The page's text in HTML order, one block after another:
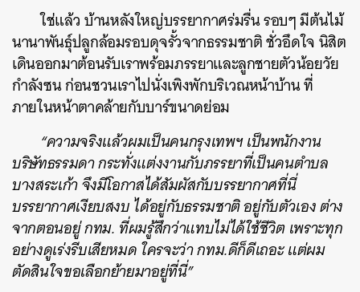
ใช่แล้ว บ้านหลังใหญ่บรรยากาศร่มรื่น รอบๆ มีต้นไม้
นานาพันธุ์ปลูกล้อมรอบดุจรั้วจากธรรมชาติ ชั่วอึดใจ นิสิต
เดินออกมาต้อนรับเราพร้อมภรรยาและลูกชายตัวน้อยวัย
กำลังซน ก่อนชวนเราไปนั่งเพิงพักบริเวณหน้าบ้าน ที่
ภายในหน้าตาคล้ายกับบาร์ขนาดย่อม
“ความจริงแล้วผมเป็นคนกรุงเทพฯ เป็นพนักงาน
บริษัทธรรมดา กระทั่งแต่งงานกับภรรยาที่เป็นคนตำบล
บางสระเก้า จึงมีโอกาสได้สัมผัสกับบรรยากาศที่นี่
บรรยากาศเงียบสงบ ได้อยู่กับธรรมชาติ อยู่กับตัวเอง ต่าง
จากตอนอยู่ กทม. ที่ผมรู้สึกว่าแทบไม่ได้ใช้ชีวิต เพราะทุก
อย่างดูเร่งรีบเสียหมด ใครจะว่า กทม.ดีก็ดีเถอะ แต่ผม
ตัดสินใจขอเลือกย้ายมาอยู่ที่นี่”